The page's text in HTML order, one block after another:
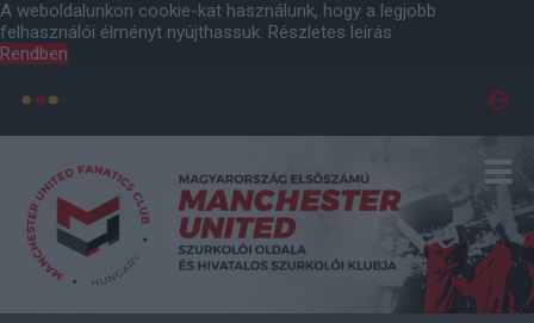
A weboldalunkon cookie-kat használunk, hogy a legjobb
felhasználói élményt nyújthassuk. Részletes leírás
Rendben